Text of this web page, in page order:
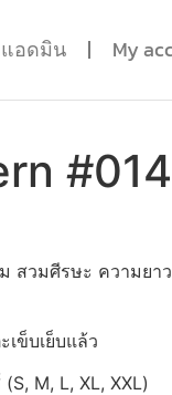
อดมิน My
สวมศีรษะ ความยา
เข็บเย็บแล้ว
M, L, XL, XXL)